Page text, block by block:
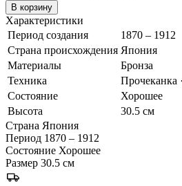
В корзину
Характеристики
Период создания
1870 – 1912
Страна происхождения Япония
Материалы
Бронза
Техника
Прочеканка
Состояние
Хорошее
Высота
30.5 см
Страна Япония
Период 1870 – 1912
Состояние Хорошее
Размер 30.5 см